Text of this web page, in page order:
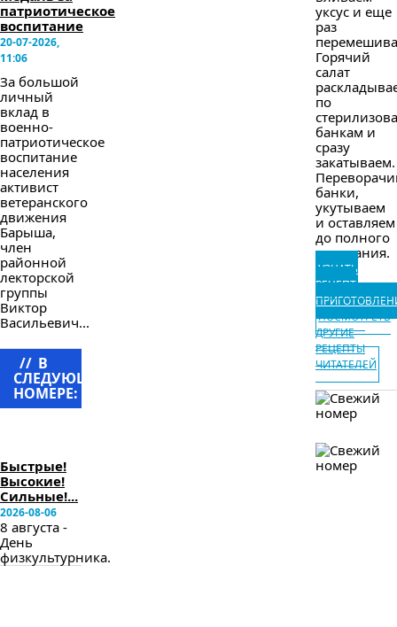
патриотическое
воспитание
20-07-2026,
11:06
За большой
личный
вклад в
военно-
патриотическое
воспитание
населения
активист
ветеранского
движения
Барыша,
член
районной
лекторской
группы
Виктор
Васильевич...
// В
СЛЕДУЮЩЕМ
НОМЕРЕ:
Быстрые!
Высокие!
Сильные!...
2026-08-06
8 августа -
День
физкультурника.
уксус и еще
раз
Горячий
салат
по
банкам и
сразу
закатываем.
банки,
укутываем
и оставляем
до полного
остывания.
УЗНАТЬ
РЕЦЕПТ
ПОСМОТРЕТЬ
ДРУГИЕ
РЕЦЕПТЫ
ЧИТАТЕЛЕЙ